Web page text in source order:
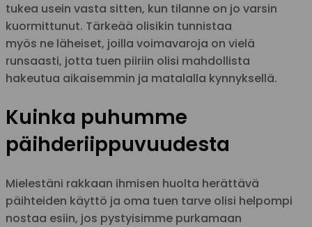
tukea usein vasta sitten, kun tilanne on jo varsin
kuormittunut. Tärkeää olisikin tunnistaa
myös ne läheiset, joilla voimavaroja on vielä
runsaasti, jotta tuen piiriin olisi mahdollista
hakeutua aikaisemmin ja matalalla kynnyksellä.
Kuinka puhumme
päihderiippuvuudesta
Mielestäni rakkaan ihmisen huolta herättävä
päihteiden käyttö ja oma tuen tarve olisi helpompi
nostaa esiin, jos pystyisimme purkamaan